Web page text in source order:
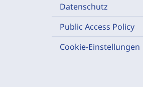
Datenschutz
Public Access Policy
Cookie-Einstellungen